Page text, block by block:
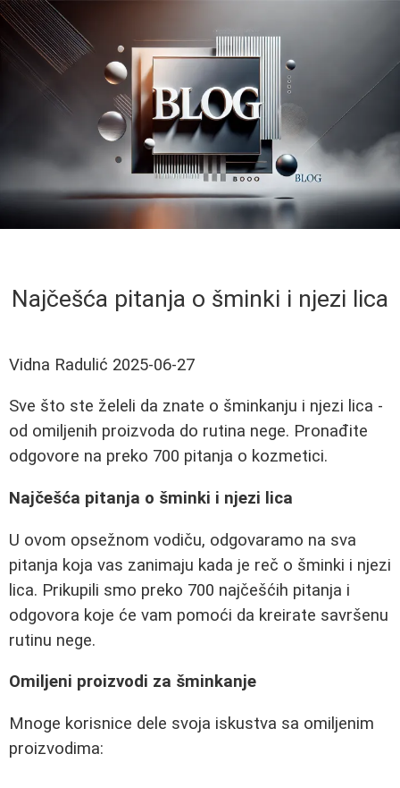
Najčešća pitanja o šminki i njezi lica
Vidna Radulić 2025-06-27
Sve što ste želeli da znate o šminkanju i njezi lica -
od omiljenih proizvoda do rutina nege. Pronađite
odgovore na preko 700 pitanja o kozmetici.
Najčešća pitanja o šminki i njezi lica
U ovom opsežnom vodiču, odgovaramo na sva
pitanja koja vas zanimaju kada je reč o šminki i njezi
lica. Prikupili smo preko 700 najčešćih pitanja i
odgovora koje će vam pomoći da kreirate savršenu
rutinu nege.
Omiljeni proizvodi za šminkanje
Mnoge korisnice dele svoja iskustva sa omiljenim
proizvodima: